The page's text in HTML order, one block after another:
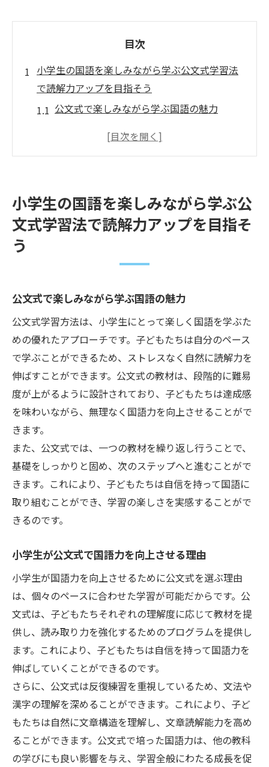
目次
小学生の国語を楽しみながら学ぶ公文式学習法
で読解力アップを目指そう
公文式で楽しみながら学ぶ国語の魅力
小学生が公文式で国語力を向上させる理由
公文式で国語を学ぶことの楽しさ
公文式で小学生の国語力を育成する読解力の秘
公文式が小学生の読解力を育む理由
読解力向上に寄与する公文式の特徴
小学生の興味を引き出す公文式のテクニッ
ク
自分のペースで学ぶ公文式の魅力
公文式で実践する効果的な読解力養成法
国語の読解力を強化するための公文式学習法の
メリット
公文式の読解力強化の具体的な効果
個別対応で成長を促す公文式の強み
公文式で培う国語の基礎力と応用力
読解力を伸ばす公文式のアプローチ
継続的な学習で深まる公文式の効果
公文式のアプローチで小学生の国語力を飛躍的
に向上させる方法
飛躍的に国語力を伸ばす公文式のメソッド
公文式を活用した国語の効果的な学び方
小学生の国語力を引き出す公文式の工夫
公文式で国語の理解力を深める
学力向上を目指す公文式の具体的手法
進化する国語力を支える公文式の学習
小学生に最適な国語の学び方公文式で読み取り
力を高める
小学生の国語を楽しみながら学ぶ公
文式学習法で読解力アップを目指そ
う
公文式で楽しみながら学ぶ国語の魅力
公文式学習方法は、小学生にとって楽しく国語を学ぶた
めの優れたアプローチです。子どもたちは自分のペース
で学ぶことができるため、ストレスなく自然に読解力を
伸ばすことができます。公文式の教材は、段階的に難易
度が上がるように設計されており、子どもたちは達成感
を味わいながら、無理なく国語力を向上させることがで
きます。
また、公文式では、一つの教材を繰り返し行うことで、
基礎をしっかりと固め、次のステップへと進むことがで
きます。これにより、子どもたちは自信を持って国語に
取り組むことができ、学習の楽しさを実感することがで
きるのです。
小学生が公文式で国語力を向上させる理由
小学生が国語力を向上させるために公文式を選ぶ理由
は、個々のペースに合わせた学習が可能だからです。公
文式は、子どもたちそれぞれの理解度に応じて教材を提
供し、読み取り力を強化するためのプログラムを提供し
ます。これにより、子どもたちは自信を持って国語力を
伸ばしていくことができるのです。
さらに、公文式は反復練習を重視しているため、文法や
漢字の理解を深めることができます。これにより、子ど
もたちは自然に文章構造を理解し、文章読解能力を高め
ることができます。公文式で培った国語力は、他の教科
の学びにも良い影響を与え、学習全般にわたる成長を促